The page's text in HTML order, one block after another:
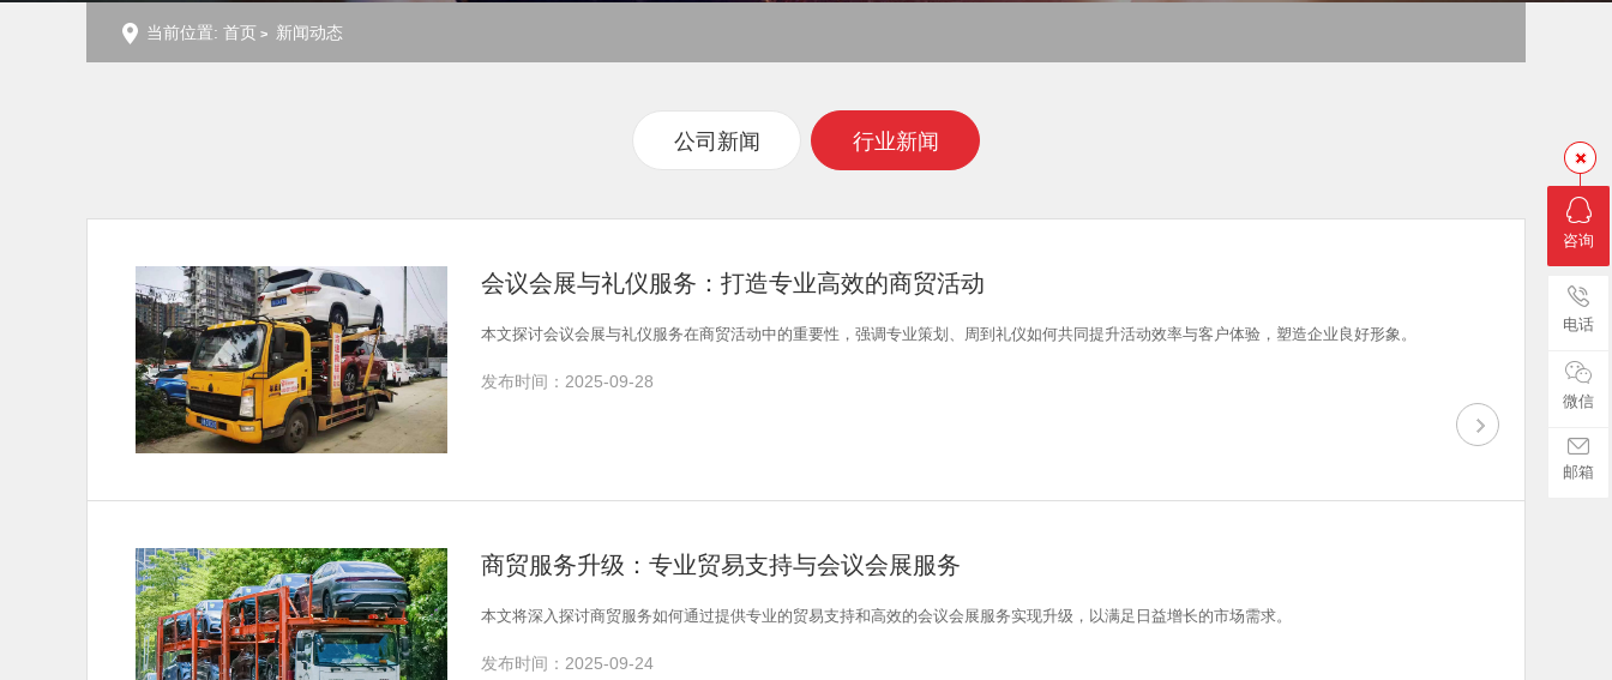
当前位置: 首页 新闻动态
公司新闻 行业新闻
会议会展与礼仪服务：打造专业高效的商贸活动
本文探讨会议会展与礼仪服务在商贸活动中的重要性，强调专业策划、周到礼仪如何共同提升活动效率与客户体验，塑造企业良好形象。
发布时间：2025-09-28
商贸服务升级：专业贸易支持与会议会展服务
本文将深入探讨商贸服务如何通过提供专业的贸易支持和高效的会议会展服务实现升级，以满足日益增长的市场需求。
发布时间：2025-09-24
咨询
电话
微信
邮箱